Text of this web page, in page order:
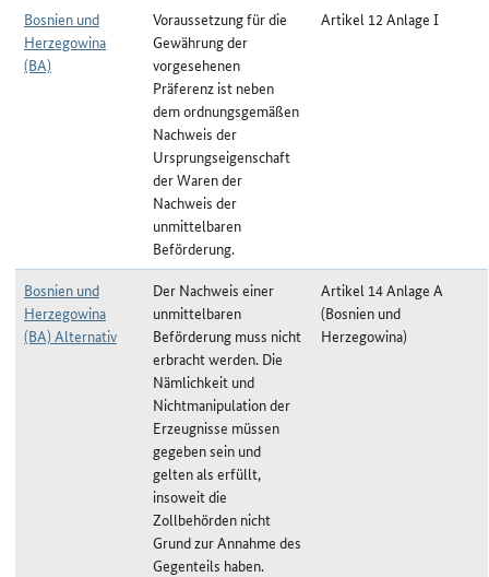
Bosnien und
Herzegowina
(BA)
Voraussetzung für die
Gewährung der
vorgesehenen
Präferenz ist neben
dem ordnungsgemäßen
Nachweis der
Ursprungseigenschaft
der Waren der
Nachweis der
unmittelbaren
Beförderung.
Artikel 12 Anlage I
Bosnien und
Herzegowina
(BA) Alternativ
Der Nachweis einer
unmittelbaren
Beförderung muss nicht
erbracht werden. Die
Nämlichkeit und
Nichtmanipulation der
Erzeugnisse müssen
gegeben sein und
gelten als erfüllt,
insoweit die
Zollbehörden nicht
Grund zur Annahme des
Gegenteils haben.
Artikel 14 Anlage A
(Bosnien und
Herzegowina)